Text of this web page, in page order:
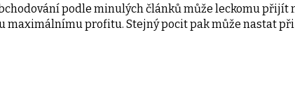
podle minulých článků může leckomu přijít
profitu. Stejný pocit pak může nastat při